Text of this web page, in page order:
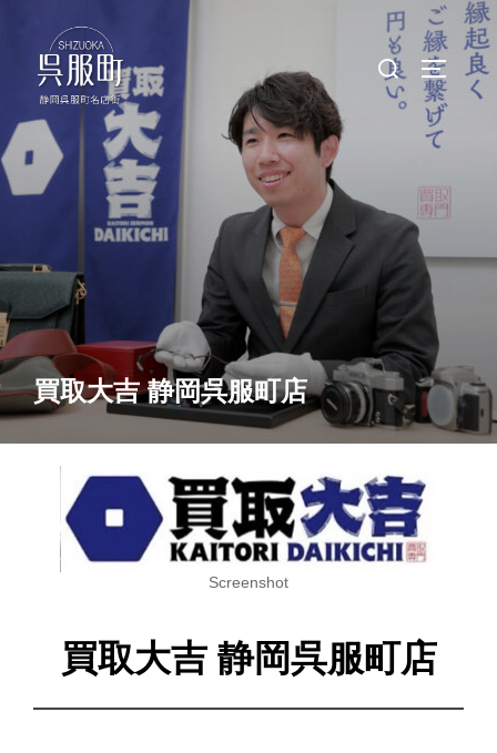
ツ
へ
ス
ッ
検
索
サイドバ
買取大吉 静岡呉服町店
Screenshot
買取大吉 静岡呉服町店